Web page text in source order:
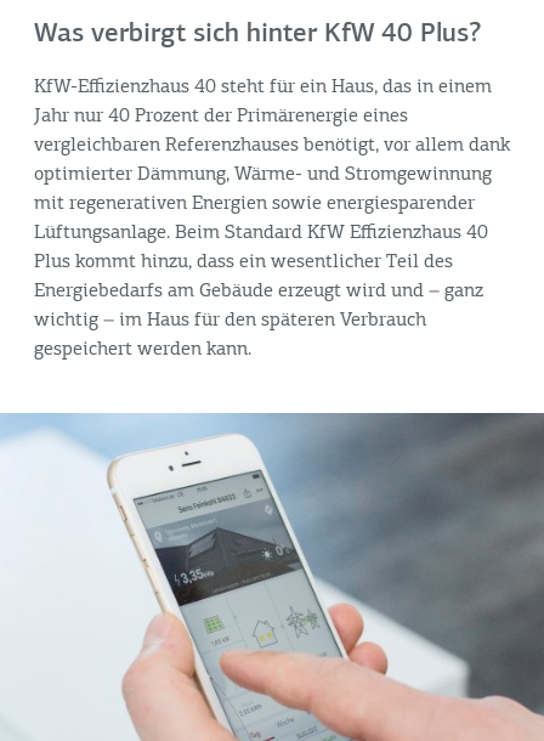
Was verbirgt sich hinter KfW 40 Plus?
KfW-Effizienzhaus 40 steht für ein Haus, das in einem
Jahr nur 40 Prozent der Primärenergie eines
vergleichbaren Referenzhauses benötigt, vor allem dank
optimierter Dämmung, Wärme- und Stromgewinnung
mit regenerativen Energien sowie energiesparender
Lüftungsanlage. Beim Standard KfW Effizienzhaus 40
Plus kommt hinzu, dass ein wesentlicher Teil des
Energiebedarfs am Gebäude erzeugt wird und – ganz
wichtig – im Haus für den späteren Verbrauch
gespeichert werden kann.